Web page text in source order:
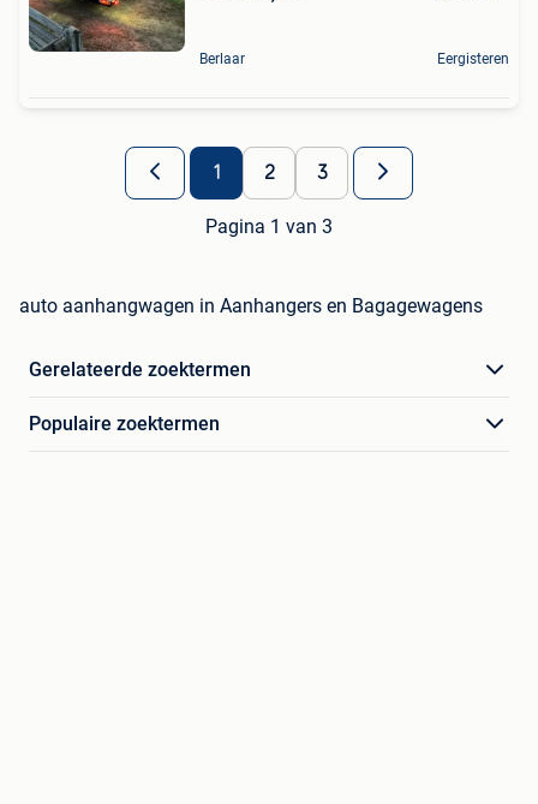
Berlaar Eergisteren
1 2 3
Pagina 1 van 3
auto aanhangwagen in Aanhangers en Bagagewagens
Gerelateerde zoektermen
Populaire zoektermen